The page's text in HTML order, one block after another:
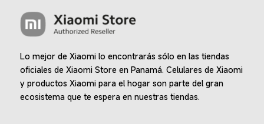
Lo mejor de Xiaomi lo encontrarás sólo en las tiendas
oficiales de Xiaomi Store en Panamá. Celulares de Xiaomi
y productos Xiaomi para el hogar son parte del gran
ecosistema que te espera en nuestras tiendas.